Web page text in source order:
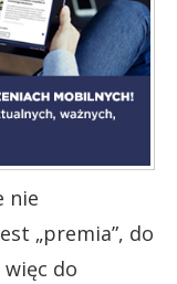
nie
„premia”, do
więc do